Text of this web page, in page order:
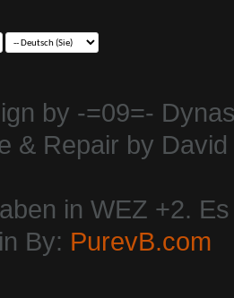
by -=09=-
& Repair by
in WEZ +2.
By: PurevB.com